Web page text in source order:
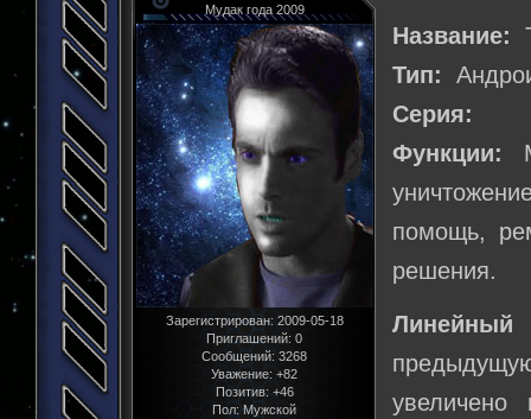
Мудак года 2009
Зарегистрирован: 2009-05-18
Приглашений: 0
Сообщений: 3268
Уважение: +82
Позитив: +46
Пол:Мужской
Название:
Тип:
Серия:
Функции:
помощь,
решения.
Линейный